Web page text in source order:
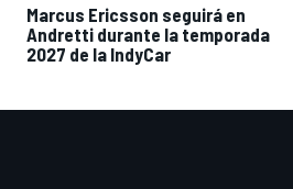
Marcus Ericsson seguirá en
Andretti durante la temporada
2027 de la IndyCar